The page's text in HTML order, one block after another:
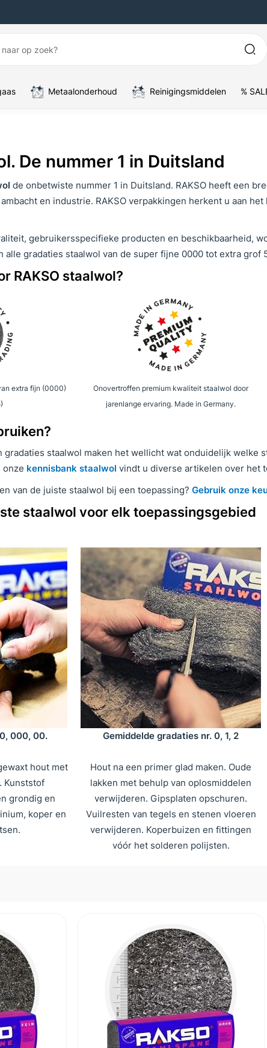
Metaalonderhoud Reinigingsmiddelen %
De nummer 1 in Duitsland
de onbetwiste nummer 1 in Duitsland. RAKSO heeft een
en industrie. RAKSO verpakkingen herkent u aan
gebruikersspecifieke producten en beschikbaarheid,
gradaties staalwol van de super fijne 0000 tot extra grof
RAKSO staalwol?
extra fijn (0000)
Onovertroffen premium kwaliteit staalwol door
jarenlange ervaring. Made in Germany.
staalwol maken het wellicht wat onduidelijk welke
onze kennisbank staalwol vindt u diverse artikelen over het
van de juiste staalwol bij een toepassing? Gebruik onze
staalwol voor elk toepassingsgebied
000, 00.
hout met
Kunststof
grondig en
koper en
Gemiddelde gradaties nr. 0, 1, 2
Hout na een primer glad maken. Oude
lakken met behulp van oplosmiddelen
verwijderen. Gipsplaten opschuren.
Vuilresten van tegels en stenen vloeren
verwijderen. Koperbuizen en fittingen
vóór het solderen polijsten.